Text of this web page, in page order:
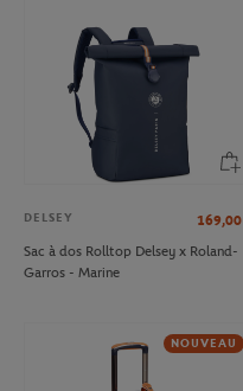
DELSEY 169,00
Sac à dos Rolltop Delsey x Roland-
Garros - Marine
NOUVEAU